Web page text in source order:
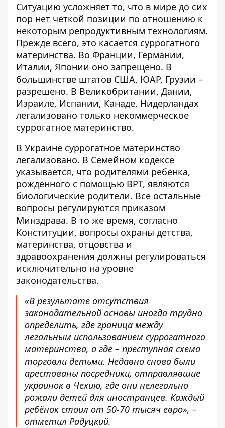
Ситуацию усложняет то, что в мире до сих
пор нет чёткой позиции по отношению к
некоторым репродуктивным технологиям.
Прежде всего, это касается суррогатного
материнства. Во Франции, Германии,
Италии, Японии оно запрещено. В
большинстве штатов США, ЮАР, Грузии –
разрешено. В Великобритании, Дании,
Израиле, Испании, Канаде, Нидерландах
легализовано только некоммерческое
суррогатное материнство.
В Украине суррогатное материнство
легализовано. В Семейном кодексе
указывается, что родителями ребёнка,
рождённого с помощью ВРТ, являются
биологические родители. Все остальные
вопросы регулируются приказом
Минздрава. В то же время, согласно
Конституции, вопросы охраны детства,
материнства, отцовства и
здравоохранения должны регулироваться
исключительно на уровне
законодательства.
«В результате отсутствия
законодательной основы иногда трудно
определить, где граница между
легальным использованием суррогатного
материнства, а где – преступная схема
торговли детьми. Недавно снова были
арестованы посредники, отправлявшие
украинок в Чехию, где они нелегально
рожали детей для иностранцев. Каждый
ребёнок стоил от 50-70 тысяч евро», –
отметил Радуцкий.